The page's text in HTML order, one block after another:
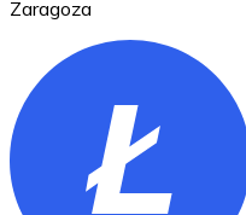
Ethereum
ETH
Zaragoza